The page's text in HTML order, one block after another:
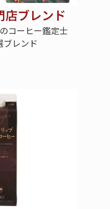
店ブレンド
コーヒー鑑定士
ブレンド